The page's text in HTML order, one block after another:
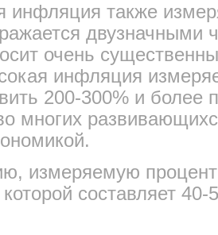
инфляция также
двузначными
очень
инфляция
200-300% и более
многих
измеряeмую
составляет